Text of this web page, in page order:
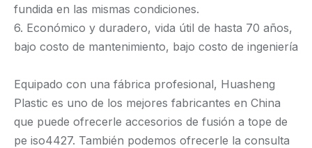
fundida en las mismas condiciones.
6. Económico y duradero, vida útil de hasta 70 años,
bajo costo de mantenimiento, bajo costo de ingeniería
Equipado con una fábrica profesional, Huasheng
Plastic es uno de los mejores fabricantes en China
que puede ofrecerle accesorios de fusión a tope de
pe iso4427. También podemos ofrecerle la consulta